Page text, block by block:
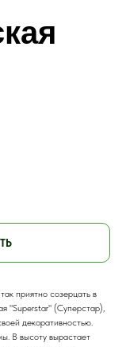
приятно созерцать в
"Superstar" (Суперстар),
декоративностью.
В высоту вырастает